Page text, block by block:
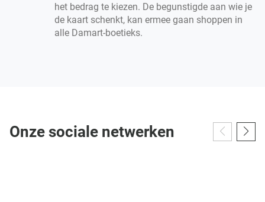
het bedrag te kiezen. De begunstigde aan wie je
de kaart schenkt, kan ermee gaan shoppen in
alle Damart-boetieks.
Onze sociale netwerken